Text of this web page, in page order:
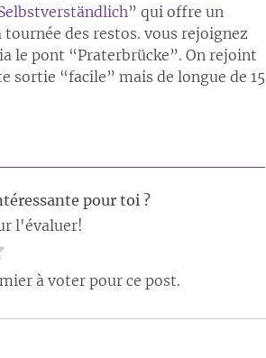
” qui offre un
des restos. vous rejoignez
le pont “Praterbrücke”. On rejoint
“facile” mais de longue de 15
pour toi ?
l'évaluer!
à voter pour ce post.